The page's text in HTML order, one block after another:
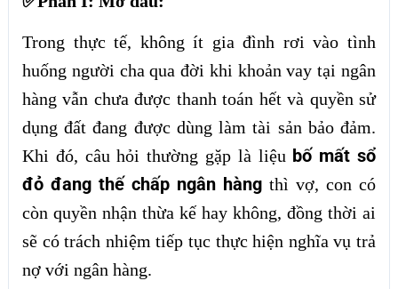
Trong thực tế, không ít gia đình rơi vào tình
huống người cha qua đời khi khoản vay tại ngân
hàng vẫn chưa được thanh toán hết và quyền sử
dụng đất đang được dùng làm tài sản bảo đảm.
Khi đó, câu hỏi thường gặp là liệu bố mất sổ
đỏ đang thế chấp ngân hàng thì vợ, con có
còn quyền nhận thừa kế hay không, đồng thời ai
sẽ có trách nhiệm tiếp tục thực hiện nghĩa vụ trả
nợ với ngân hàng.